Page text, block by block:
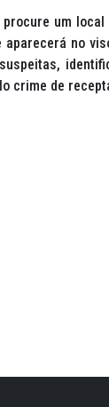
um
no
crime de